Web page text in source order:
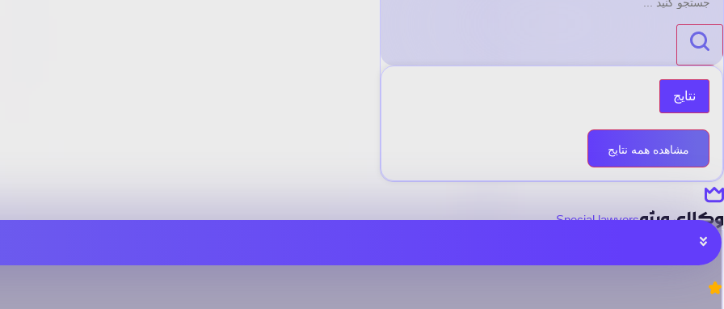
نتایج
مشاهده همه نتایج
وکلای ویژهSpecial lawyers